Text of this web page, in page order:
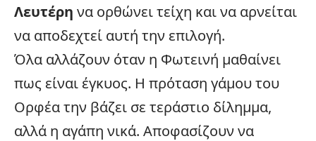
Λευτέρη να ορθώνει τείχη και να αρνείται
να αποδεχτεί αυτή την επιλογή.
Όλα αλλάζουν όταν η Φωτεινή μαθαίνει
πως είναι έγκυος. Η πρόταση γάμου του
Ορφέα την βάζει σε τεράστιο δίλημμα,
αλλά η αγάπη νικά. Αποφασίζουν να